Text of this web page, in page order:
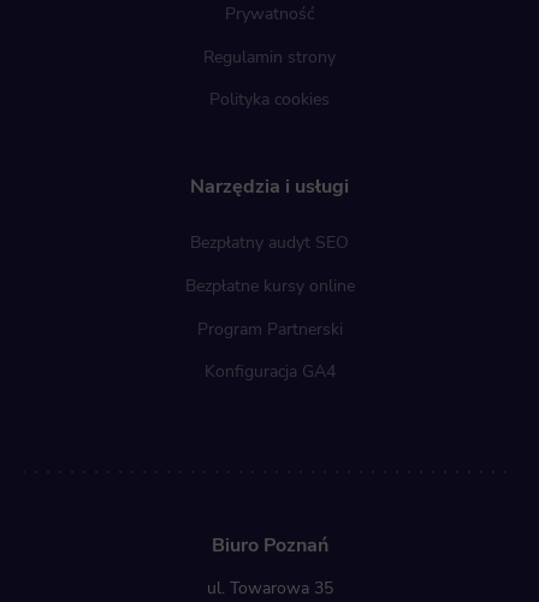
Prywatność
Regulamin strony
Polityka cookies
Narzędzia i usługi
Bezpłatny audyt SEO
Bezpłatne kursy online
Program Partnerski
Konfiguracja GA4
Biuro Poznań
ul. Towarowa 35